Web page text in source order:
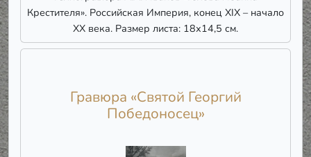
Крестителя». Российская Империя, конец XIX – начало
ХХ века. Размер листа: 18х14,5 см.
Гравюра «Святой Георгий
Победоносец»